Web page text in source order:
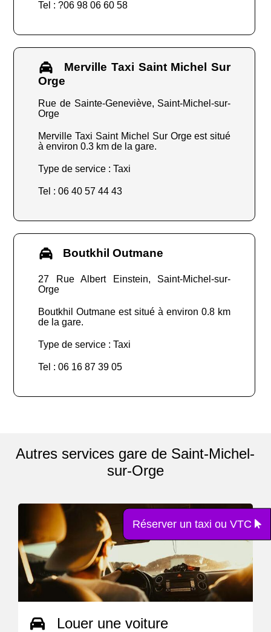
Tel : ?06 98 06 60 58
Merville Taxi Saint Michel Sur
Orge
Rue de Sainte-Geneviève, Saint-Michel-sur-
Orge
Merville Taxi Saint Michel Sur Orge est situé
à environ 0.3 km de la gare.
Type de service : Taxi
Tel : 06 40 57 44 43
Boutkhil Outmane
27 Rue Albert Einstein, Saint-Michel-sur-
Orge
Boutkhil Outmane est situé à environ 0.8 km
de la gare.
Type de service : Taxi
Tel : 06 16 87 39 05
Autres services gare de Saint-Michel-
sur-Orge
Louer une voiture
Réserver un taxi ou VTC